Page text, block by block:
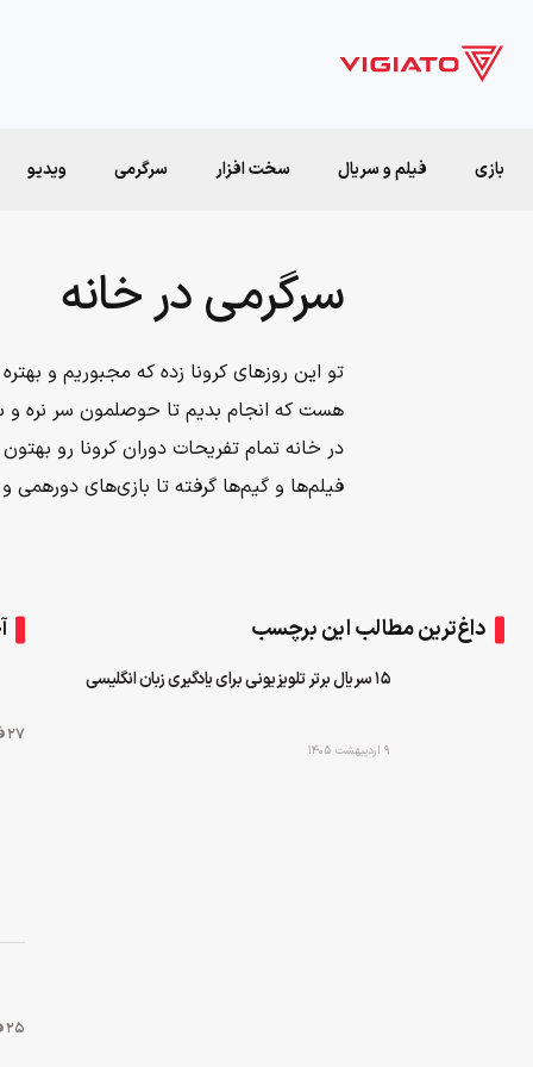
بازی فیلم و سریال سخت افزار سرگرمی ویدیو
سرگرمی در خانه
تو این روزهای کرونا زده که مجبوریم و
هست که انجام بدیم تا حوصلمون سر نره
در خانه تمام تفریحات دوران کرونا رو
فیلم‌ها و گیم‌ها گرفته تا بازی‌های دورهمی
۲۷ فروردین ۱۳۹۹
۲۵ فروردین ۱۳۹۹
داغ‌ترین مطالب این برچسب
۱۵ سریال برتر تلویزیونی برای یادگیری زبان انگلیسی
۹ اردیبهشت ۱۴۰۵